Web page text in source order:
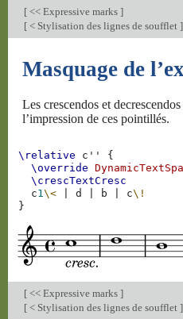
[ << Expressive marks ]
[ < Stylisation des lignes de soufflet ]
Masquage de
Les crescendos et
l’impression de ces pointillés.
\relative c''
{
\override
\crescTextCresc
c1\< d b c\!
}
[ << Expressive marks ]
[ < Stylisation des lignes de soufflet ]